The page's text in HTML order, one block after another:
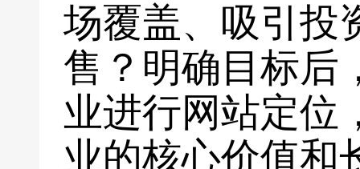
场覆盖、吸引投
售？明确目标后
业进行网站定位
业的核心价值和